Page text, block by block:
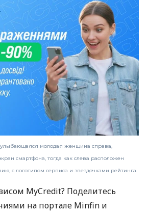
молодая женщина справа,
смартфона, тогда как слева расположен
с логотипом сервиса и звездочками рейтинга.
MyCredit? Поделитесь
на портале Minfin и